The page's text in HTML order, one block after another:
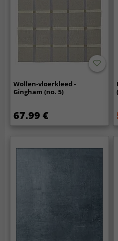
Wollen-vloerkleed -
Gingham (no. 5)
67.99 €